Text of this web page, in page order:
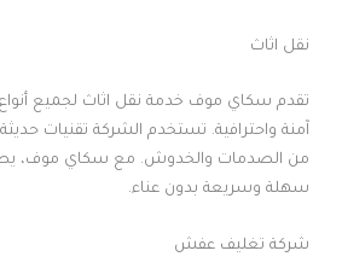
نقل اثاث
تقدم سكاي موف خدمة نقل اثاث لجميع أنواع
آمنة واحترافية. تستخدم الشركة تقنيات
من الصدمات والخدوش. مع سكاي موف،
سهلة وسريعة بدون عناء.
شركة تغليف عفش